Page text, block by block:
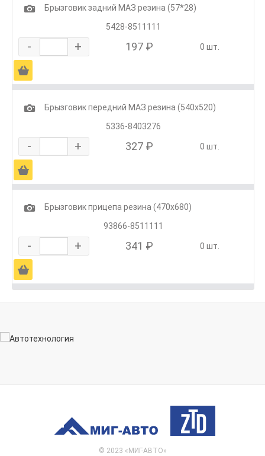
1
Брызговик задний МАЗ резина (57*28)
5428-8511111
- + 197 ₽ 0 шт.
Ä
1
Брызговик передний МАЗ резина (540х520)
5336-8403276
- + 327 ₽ 0 шт.
Ä
1
Брызговик прицепа резина (470х680)
93866-8511111
- + 341 ₽ 0 шт.
Ä
© 2023 «МИГ-АВТО»